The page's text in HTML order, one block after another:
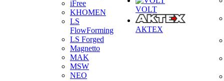
iFree
KHOMEN
LS
FlowForming
LS Forged
Magnetto
MAK
MSW
NEO
VOLT
АКТЕХ